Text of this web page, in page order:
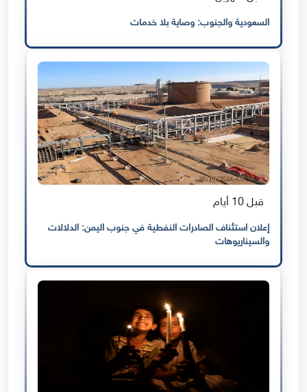
السعودية والجنوب: وصاية بلا خدمات
قبل 10 أيام
إعلان استئناف الصادرات النفطية في جنوب اليمن: الدلالات
والسيناريوهات